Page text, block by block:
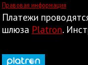
Правовая информация
Платежи
шлюза Platron.